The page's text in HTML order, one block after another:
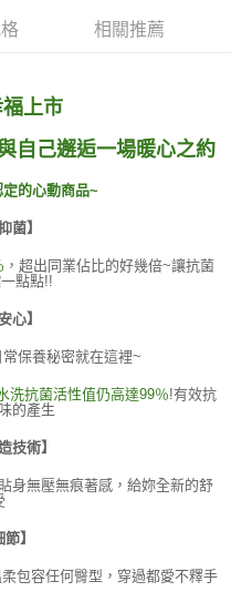
相關推薦
上市
自己邂逅一場暖心之約
的心動商品~
菌】
，超出同業佔比的好幾倍~讓抗菌
點點!!
心】
保養秘密就在這裡~
洗抗菌活性值仍高達99％!有效抗
的產生
技術】
身無壓無痕著感，給妳全新的舒
】
包容任何臀型，穿過都愛不釋手